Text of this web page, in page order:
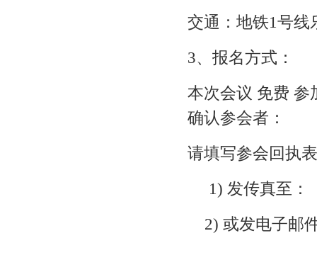
交通：地铁1号线
3、报名方式：
本次会议 免费 参
确认参会者：
请填写参会回执
1) 发传真至：
2) 或发电子邮